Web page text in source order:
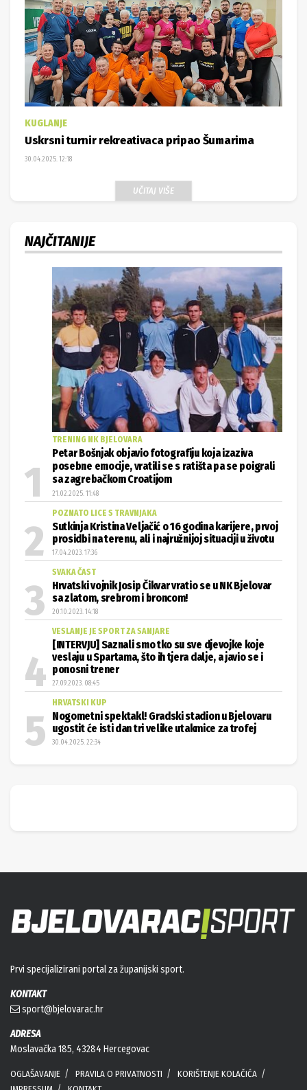
KUGLANJE
Uskrsni turnir rekreativaca pripao Šumarima
30.04.2025. 12:18
UČITAJ VIŠE
NAJČITANIJE
TRENING NK BJELOVARA
Petar Bošnjak objavio fotografiju koja izaziva
posebne emocije, vratili se s ratišta pa se poigrali
sa zagrebačkom Croatijom
21.02.2025. 11:48
POZNATO LICE S TRAVNJAKA
Sutkinja Kristina Veljačić o 16 godina karijere, prvoj
prosidbi na terenu, ali i najružnijoj situaciji u životu
17.04.2023. 17:36
SVAKA ČAST
Hrvatski vojnik Josip Čikvar vratio se u NK Bjelovar
sa zlatom, srebrom i broncom!
20.10.2023. 14:18
VESLANJE JE SPORT ZA SANJARE
[INTERVJU] Saznali smo tko su sve djevojke koje
veslaju u Spartama, što ih tjera dalje, a javio se i
ponosni trener
27.09.2023. 08:45
HRVATSKI KUP
Nogometni spektakl! Gradski stadion u Bjelovaru
ugostit će isti dan tri velike utakmice za trofej
30.04.2025. 22:34
Prvi specijalizirani portal za županijski sport.
KONTAKT
sport@bjelovarac.hr
ADRESA
Moslavačka 185, 43284 Hercegovac
OGLAŠAVANJE PRAVILA O PRIVATNOSTI
KORIŠTENJE KOLAČIĆA